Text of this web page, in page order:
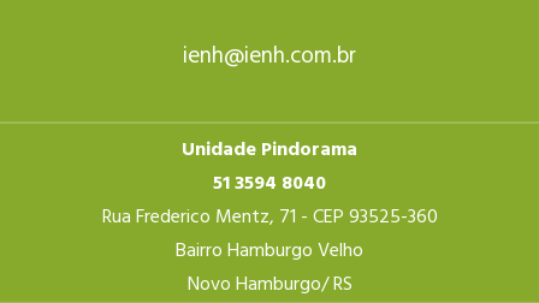
ienh@ienh.com.br
Unidade Pindorama
51 3594 8040
Rua Frederico Mentz, 71 - CEP 93525-360
Bairro Hamburgo Velho
Novo Hamburgo/ RS